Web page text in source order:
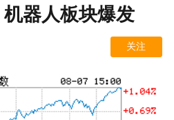
器人板块爆发
关注